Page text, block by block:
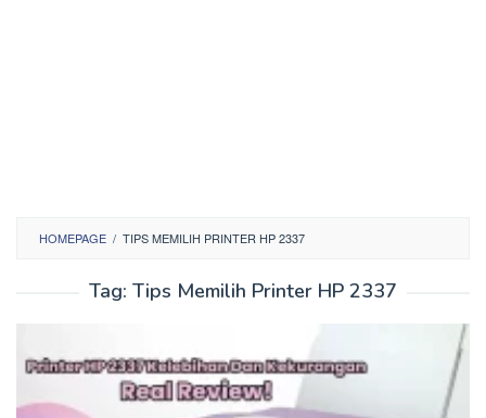
HOMEPAGE / TIPS MEMILIH PRINTER HP 2337
Tag: Tips Memilih Printer HP 2337